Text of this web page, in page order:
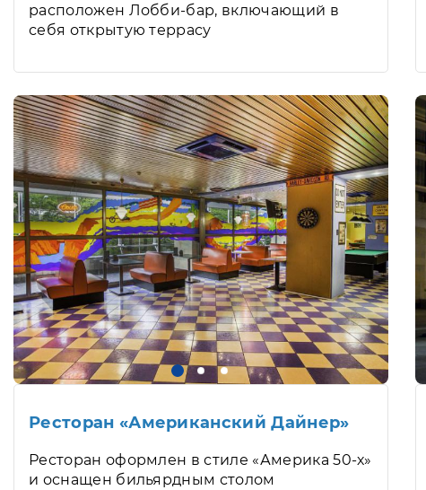
расположен Лобби-бар, включающий в
себя открытую террасу
Ресторан «Американский Дайнер»
Ресторан оформлен в стиле «Америка 50-х»
и оснащен бильярдным столом